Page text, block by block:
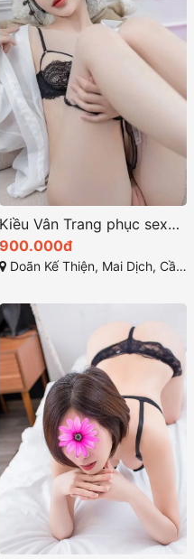
Kiều Vân Trang phục sexy tôn lên những đường nét tinh tế
900.000đ
Doãn Kế Thiện, Mai Dịch, Cầu Giấy, Hà Nội